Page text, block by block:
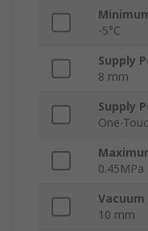
-5°C
Supply
8 mm
Supply
One-
0.45MPa
Vacuum
10 mm